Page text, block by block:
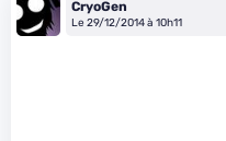
CryoGen
Le 29/12/2014 à 10h11